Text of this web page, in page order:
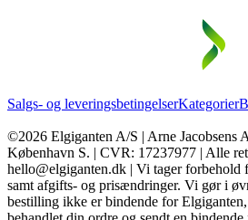
Salgs- og leveringsbetingelserKategorier
©2026 Elgiganten A/S | Arne Jacobsens
København S. | CVR: 17237977 | Alle
hello@elgiganten.dk | Vi tager
samt afgifts- og prisændringer. Vi gør i
bestilling ikke er bindende for